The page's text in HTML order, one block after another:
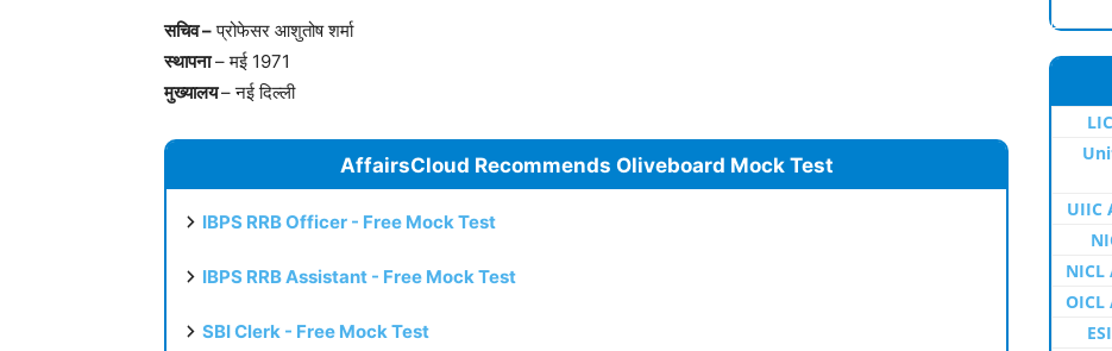
सचिव –प्रोफेसर आशुतोष शर्मा
स्थापना– मई 1971
मुख्यालय– नई दिल्ली
AffairsCloud Recommends Oliveboard Mock Test
IBPS RRB Officer - Free Mock Test
IBPS RRB Assistant - Free Mock Test
SBI Clerk - Free Mock Test
UIIC